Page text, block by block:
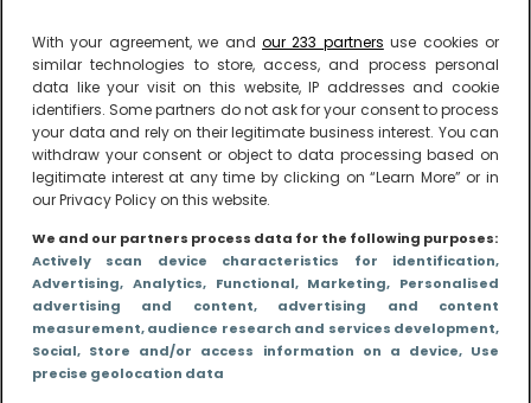
With your agreement, we and our 233 partners use cookies or
similar technologies to store, access, and process personal
data like your visit on this website, IP addresses and cookie
identifiers. Some partners do not ask for your consent to process
your data and rely on their legitimate business interest. You can
withdraw your consent or object to data processing based on
legitimate interest at any time by clicking on “Learn More” or in
our Privacy Policy on this website.
We and our partners process data for the following purposes:
Actively scan device characteristics for identification,
Advertising, Analytics, Functional, Marketing, Personalised
advertising and content, advertising and content
measurement, audience research and services development,
Social, Store and/or access information on a device, Use
precise geolocation data
Me to We – online magazine voor ouders met
een leven
over ouderschap. We laten zien hoe het vaak écht
is om moeder te zijn en blijven genadeloos
realistisch. Altijd met een vette knipoog, maar wel
zonder filter. Gewoon, hoe het leven er aan toe
gaat met en naast een (eenouder)gezin. Dus
gegarandeerd een rommelig huis, schuimbekkende
peuters en boze kleuters achter het behang.